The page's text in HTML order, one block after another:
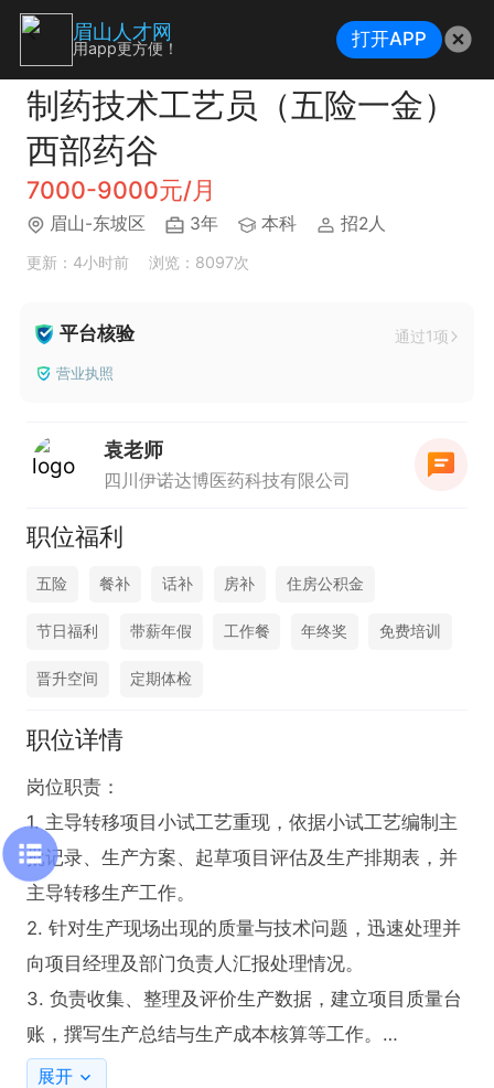
制药技术工艺员（五险一金）
西部药谷
7000-9000元/月
眉山-东坡区 3年 本科 招2人
更新：4小时前 浏览：8097次
平台核验 通过1项
营业执照
袁老师
四川伊诺达博医药科技有限公司
职位福利
五险 餐补 话补 房补 住房公积金
节日福利 带薪年假 工作餐 年终奖 免费培训
晋升空间 定期体检
职位详情
岗位职责：
1. 主导转移项目小试工艺重现，依据小试工艺编制主
批记录、生产方案、起草项目评估及生产排期表，并
主导转移生产工作。
2. 针对生产现场出现的质量与技术问题，迅速处理并
向项目经理及部门负责人汇报处理情况。
3. 负责收集、整理及评价生产数据，建立项目质量台
账，撰写生产总结与生产成本核算等工作。
4. 提交并跟踪物料采购，负责物料小试验证及生产时
展开
眉山人才网
用app更方便！ 打开APP